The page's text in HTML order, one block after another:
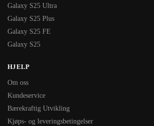
Galaxy S25 Ultra
Galaxy S25 Plus
Galaxy S25 FE
Galaxy S25
HJELP
Om oss
Kundeservice
Bærekraftig Utvikling
Kjøps- og leveringsbetingelser